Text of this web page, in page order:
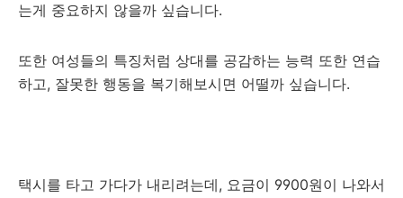
는게 중요하지 않을까 싶습니다.
또한 여성들의 특징처럼 상대를 공감하는 능력 또한 연습
하고, 잘못한 행동을 복기해보시면 어떨까 싶습니다.
택시를 타고 가다가 내리려는데, 요금이 9900원이 나와서